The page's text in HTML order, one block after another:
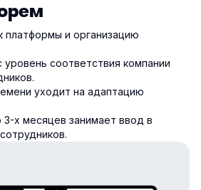
платформы и организацию
соответствия компании
уходит на адаптацию
х месяцев занимает ввод в